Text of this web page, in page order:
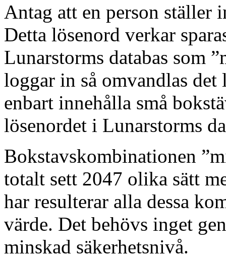
Antag att en person ställer
Detta lösenord verkar
Lunarstorms databas som
loggar in så omvandlas
enbart innehålla små
lösenordet i Lunarstorms
Bokstavskombinationen
totalt sett 2047 olika sätt
har resulterar alla dessa
värde. Det behövs inget
minskad säkerhetsnivå.